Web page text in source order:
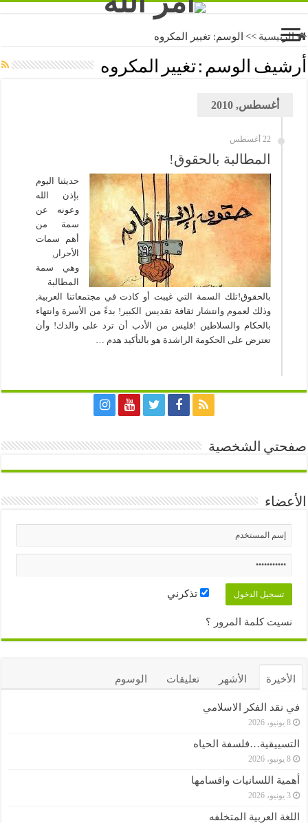
الرئيسية >> الوسم:تغيير المكروه
أرشيف الوسم :تغيير المكروه
أغسطس, 2010
22 أغسطس
المطالبة بالحقوق!
حديثنا اليوم
بإذن الله
وعونه عن
سمة من
أهم سمات
الأحرار,
وهي سمة
المطالبة
بالحقوق!تلك السمة التي غيبت أو كادت في مجتمعاتنا العربية,
وذلك لعموم وانتشار ثقافة تقديس الكبير! بدءً من الأسرة وانتهاء
بالحكام والسلاطين !فليس من الأدب أن ترد على والدك! وأن
تعترض على الحكومة الراشدة هو بالتأكيد هدم …
صفحتي الشخصية
الأعضاء
تذكرني
نسيت كلمة المرور ؟
الأخيرة الأشهر تعليقات الوسوم
في نقد الفكر الاسلامي
8 يونيو، 2026
التسييقية…فلسفة الحياه
8 يونيو، 2026
أهمية اللسانيات واقسامها
3 يونيو، 2026
اللغة العربية المتخلفه